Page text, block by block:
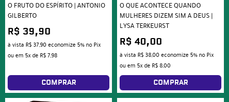
O FRUTO DO ESPÍRITO | ANTONIO
GILBERTO
R$ 39,90
à vista R$ 37,90 economize 5% no Pix
ou em 5xde R$ 7,98
COMPRAR
O QUE ACONTECE QUANDO
MULHERES DIZEM SIM A DEUS |
LYSA TERKEURST
R$ 40,00
à vista R$ 38,00 economize 5% no Pix
ou em 5xde R$ 8,00
COMPRAR